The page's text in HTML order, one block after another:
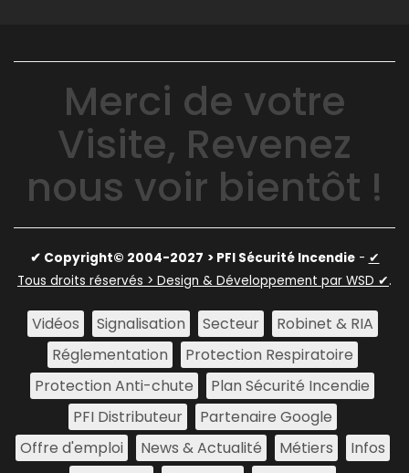
Merci de votre
Visite, Revenez
nous voir bientôt !
✔ Copyright© 2004-2027 > PFI Sécurité Incendie- ✔
Tous droits réservés > Design & Développement par WSD ✔.
Vidéos Signalisation Secteur
Robinet & RIA
Réglementation
Protection Respiratoire
Protection Anti-chute
Plan Sécurité Incendie
PFI Distributeur
Partenaire Google
Offre d'emploi
News & Actualité Métiers
Infos